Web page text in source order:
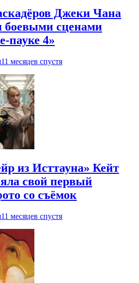
Джеки Чана
боевыми сценами
пауке 4»
11 месяцев спустя
из Исттауна» Кейт
свой первый
со съёмок
11 месяцев спустя